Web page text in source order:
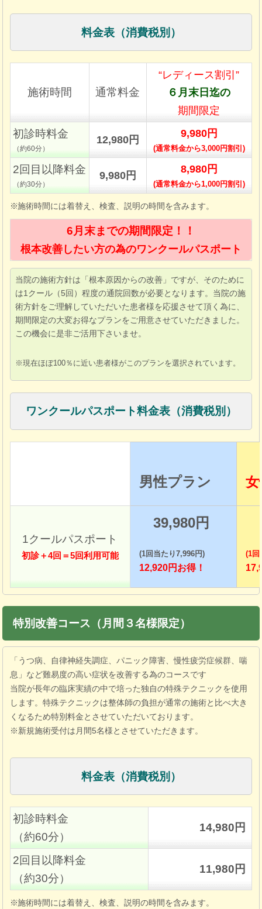
料金表（消費税別）
施術時間 通常料金
“レディース割引”
６月末日迄の
期間限定
初診時料金
（約60分）
12,980円 9,980円
(通常料金から3,000円割引 )
2回目以降料金
（約30分）
9,980円 8,980円
(通常料金から1,000円割引 )
施術時間には着替え、検査、説明の時間を含みます。
6月末までの期間限定！！
根本改善したい方の為のワンクールパスポート
当院の施術方針は「根本原因からの改善」ですが、そのために
は1クール（5回）程度の通院回数が必要となります。当院の施
術方針をご理解していただいた患者様を応援させて頂く為に、
期間限定の大変お得なプランをご用意させていただきました。
この機会に是非ご活用下さいませ。
現在ほぼ100％に近い患者様がこのプランを選択されています。
ワンクールパスポート料金表（消費税別）
男性プラン
1クールパスポート
初診＋4回＝5回利用可能
39,980円
(1回当たり7,996円)
12,920円お得！
(1回
特別改善コース（月間３名様限定）
「うつ病、自律神経失調症、パニック障害、慢性疲労症候群、喘
息」など難易度の高い症状を改善する為のコースです
当院が長年の臨床実績の中で培った独自の特殊テクニックを使用
します。特殊テクニックは整体師の負担が通常の施術と比べ大き
くなるため特別料金とさせていただいております。
※新規施術受付は月間5名様とさせていただきます。
料金表（消費税別）
初診時料金
（約60分）
14,980円
2回目以降料金
（約30分）
11,980円
施術時間には着替え、検査、説明の時間を含みます。